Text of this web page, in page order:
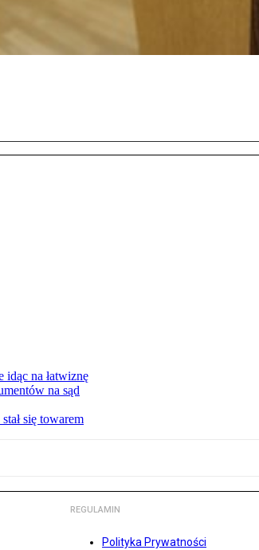
idąc na łatwiznę
na sąd
się towarem
REGULAMIN
Polityka Prywatności